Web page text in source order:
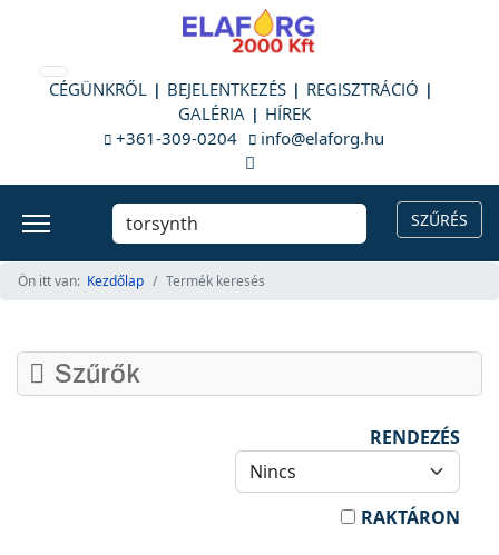
CÉGÜNKRŐL BEJELENTKEZÉS
REGISZTRÁCIÓ
GALÉRIA
HÍREK
+361-309-0204
info@elaforg.hu
Ön itt van: Kezdőlap Termék keresés
Szűrők
RENDEZÉS
RAKTÁRON